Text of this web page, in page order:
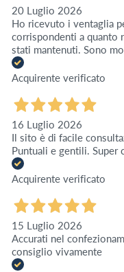
20 Luglio 2026
Ho ricevuto i ventaglia
corrispondenti a quanto
stati mantenuti. Sono
Acquirente verificato
16 Luglio 2026
Il sito è di facile
Puntuali e gentili. Super
Acquirente verificato
15 Luglio 2026
Accurati nel
consiglio vivamente